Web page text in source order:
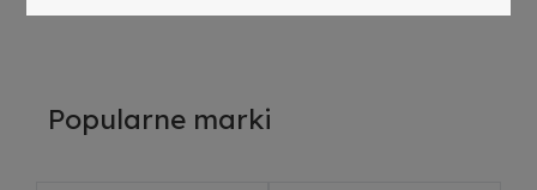
Popularne marki
Zezwól na ciasteczka analityczne
Dowiedz się więcej